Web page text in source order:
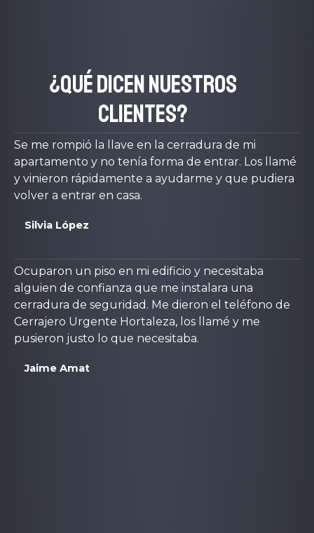
¿Qué dicen nuestros
clientes?
Se me rompió la llave en la cerradura de mi
apartamento y no tenía forma de entrar. Los llamé
y vinieron rápidamente a ayudarme y que pudiera
volver a entrar en casa.
Silvia López
Ocuparon un piso en mi edificio y necesitaba
alguien de confianza que me instalara una
cerradura de seguridad. Me dieron el teléfono de
Cerrajero Urgente Hortaleza, los llamé y me
pusieron justo lo que necesitaba.
Jaime Amat